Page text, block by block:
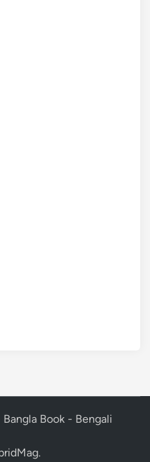
Bangla Book - Bengali
.